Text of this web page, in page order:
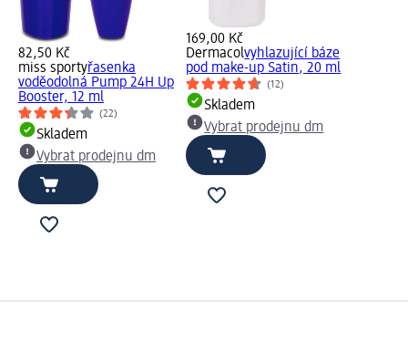
82,50 Kč
miss sportyřasenka
voděodolná Pump 24H Up
Booster, 12 ml
(22)
Skladem
Vybrat prodejnu dm
169,00 Kč
Dermacolvyhlazující báze
pod make-up Satin, 20 ml
(12)
Skladem
Vybrat prodejnu dm